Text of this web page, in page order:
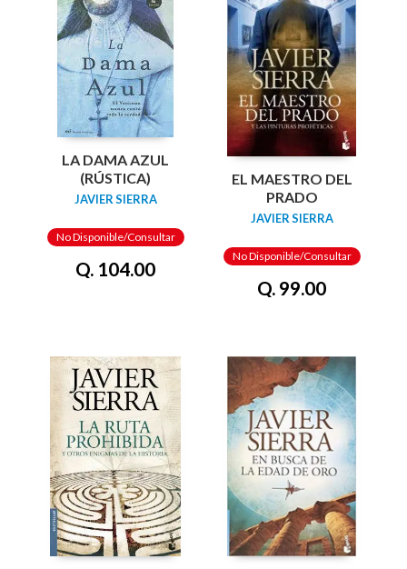
LA DAMA AZUL
(RÚSTICA)
JAVIER SIERRA
No Disponible/Consultar
Q. 104.00
EL MAESTRO DEL
PRADO
JAVIER SIERRA
No Disponible/Consultar
Q. 99.00